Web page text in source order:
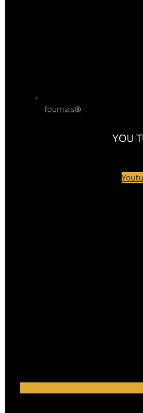
fournais®
YOU